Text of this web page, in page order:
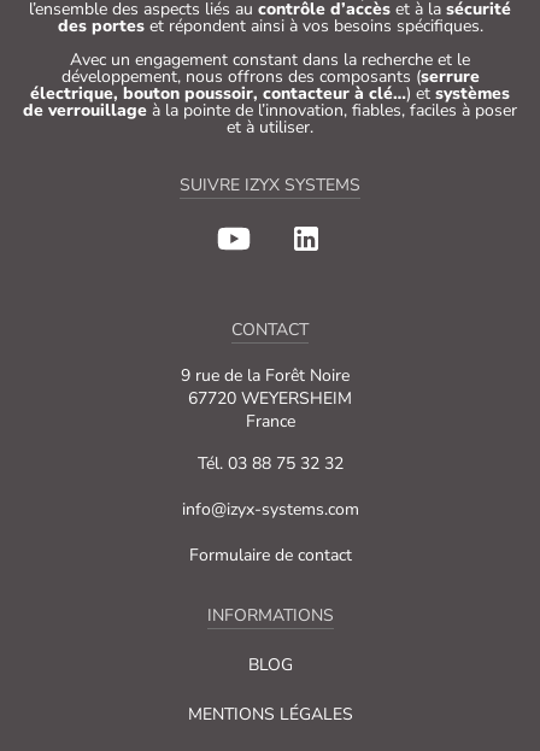
l’ensemble des aspects liés au contrôle d’accès et à la sécurité
des porteset répondent ainsi à vos besoins spécifiques.
Avec un engagement constant dans la recherche et le
développement, nous offrons des composants (serrure
électrique, bouton poussoir, contacteur à clé…) et systèmes
de verrouillage à la pointe de l’innovation, fiables, faciles à poser
et à utiliser.
SUIVRE IZYX SYSTEMS
CONTACT
9 rue de la Forêt Noire
67720 WEYERSHEIM
France
Tél. 03 88 75 32 32
info@izyx-systems.com
Formulaire de contact
INFORMATIONS
BLOG
MENTIONS LÉGALES